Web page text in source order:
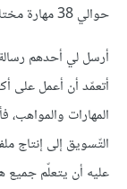
حوالي 38 مهارة مختلفة يستخدمونها بانتظام وبراعة.
أرسل لي أحدهم
أتعمّد أن أعمل على
المهارات
التّسويق إلى إنتاج
عليه أن يتعلّم جميع